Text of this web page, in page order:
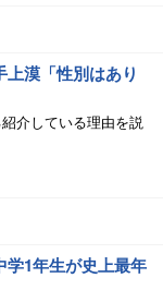
漠「性別はあり
介している理由を説
学1年生が史上最年